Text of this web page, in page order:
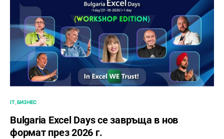
IT БИЗНЕС
Bulgaria Excel Days се завръща в нов
формат през 2026 г.